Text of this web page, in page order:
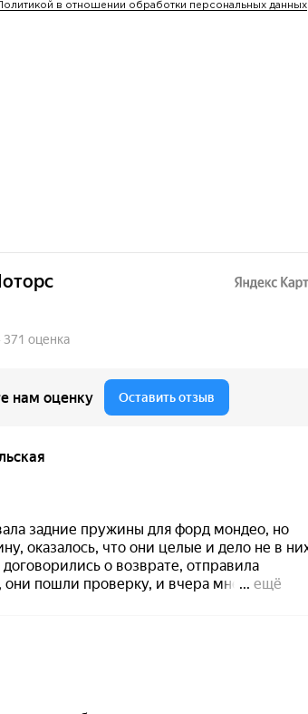
Политикой в отношении обработки персональных данных